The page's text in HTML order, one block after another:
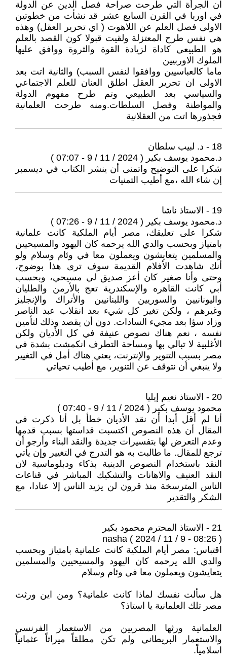
ان الجرأة التي طرحت صراحة فصل الدين عن الدولة
في اوربا في القرن السابع عشر قد نشأت من خطوتين
الاولى فصل العلم عن اللاهوت ( اي تحرير العقل) وهذه
هي نفس طرح المعتزلة ولقيت قبولا كون القصد بالعلم
هو الطبيعي كاداة لزيادة القوة والثروة ووافق عليها
الملوك الاوربيين
ماما كالعباسيين ووافقوا لنفس السبب) والثانية اتت بعد
الاولى ان تحرير العقل اطلق العنان للعلم الاجتماعي
والسياسي بعد الطبيعي وتم طرح مفهوم الدولة
والمواطنة وفصل السلطات.ومنه طرحت العلمانية
فجذورها اتت من العقلانية
18 - د. لبيب سلطان
د.محمود يوسف بكير ( 2024 / 11 / 9 - 07:07 )
شكرا على التوضيح واتمنى أن ينشر الكتاب في ديسمبر
إن شاء الله ،مع أطيب التمنيات
19 - الاستاذ ناشا
د.محمود يوسف بكير ( 2024 / 11 / 9 - 07:26 )
شكرا على تعليقك، مصر أيام الملكية كانت علمانية
بامتياز وبحسب والدي الله يرحمه كان اليهود والمسيحيين
والمسلمين يتعايشون ويعملون معا في وئام وسلام ولو
أنك شاهدت الأفلام القديمة سوف ترى هذا بوضوح،
وحتى وأنا صغير كان أعز صديق لي مسيحي، وبحسب
أبي كانت القاهره والإسكندرية تعج بالأرمن والطليان
واليونانيين والسوريين واللبنانيين والأتراك والإنجليز
وغيرهم ، ولكن تغير كل شيء بعد انقلاب عبد الناصر
وزاد سؤا بعد مجيء السادات. دون أن يقصد وذلك لتأمين
نفسه ، نعم هناك نصوص عنيفة في كل الأديان ولكن
الأغلبية لا تبالي بها ومساحة التطرف انكمشت بشدة في
مصر بسبب التنوير والإنترنت، يعني هناك أمل في التغيير
ولا ينبغي أن نتوقف عن التنوير، مع أطيب تحياتي
20 - الاستاذ نعيم إيليا
محمود يوسف بكير ( 2024 / 11 / 9 - 07:40 )
أنا لم أقل أبدا أن نقد الأديان خطأ بل أنا ذكرت في
المقال أن هذه النصوص اكتسبت قداستها بسبب قدمها
وعدم التعرض لها بتفسيرات جديدة والنقد البناء وأرجو أن
ترجع للمقال. ما طالبت به هو التدرج في التغيير وإن يأتي
النقد باستخدام النصوص الدينية بذكاء ودبلوماسية لان
النقد العنيف والاهانات والتشكيك المباشر في قناعات
الناس المترسخة منذ قرون لن يزيد الناس إلا عنادا، مع
الشكر والتقدير
21 - الاستاذ المحترم محمود بكير
nasha ( 2024 / 11 / 9 - 08:26 )
اقتباس: مصر أيام الملكية كانت علمانية بامتياز وبحسب
والدي الله يرحمه كان اليهود والمسيحيين والمسلمين
يتعايشون ويعملون معا في وئام وسلام
هل سألت نفسك لماذا كانت علمانية؟ ومن اين ورثت
مصر تلك العلمانية يا استاذ؟
العلمانية ورثها المصريين من الاستعمار الفرنسي
والاستعمار البريطاني ولم تكن مطلقاً ميراثاً عثمانياً
اسلامياً.